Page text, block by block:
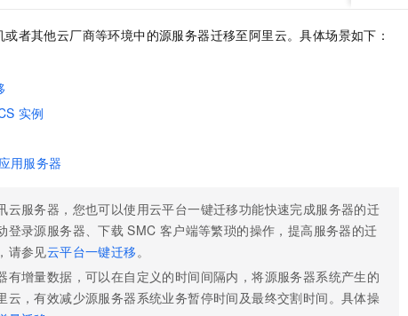
者其他云厂商等环境中的源服务器迁移至阿里云。具体场景如下：
实例
用服务器
云服务器，您也可以使用云平台一键迁移功能快速完成服务器的迁
登录源服务器、下载 SMC 客户端等繁琐的操作，提高服务器的迁
请参见云平台一键迁移 。
有增量数据，可以在自定义的时间间隔内，将源服务器系统产生的
云，有效减少源服务器系统业务暂停时间及最终交割时间。具体操